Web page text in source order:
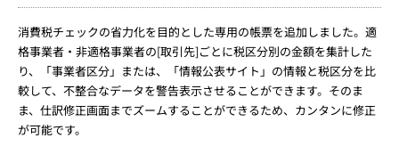
消費税チェックの省力化を目的とした専用の帳票を追加しました。適
格事業者・非適格事業者の[取引先]ごとに税区分別の金額を集計した
り、「事業者区分」または、「情報公表サイト」の情報と税区分を比
較して、不整合なデータを警告表示させることができます。そのま
ま、仕訳修正画面までズームすることができるため、カンタンに修正
が可能です。